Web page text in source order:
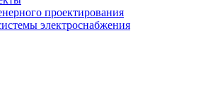
проектирования
электроснабжения